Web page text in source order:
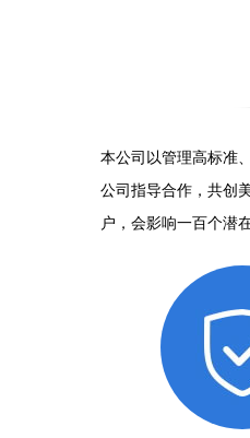
本公司以管理高标准
公司指导合作，共创
户，会影响一百个潜